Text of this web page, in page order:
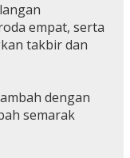
empat, serta
takbir dan
dengan
semarak